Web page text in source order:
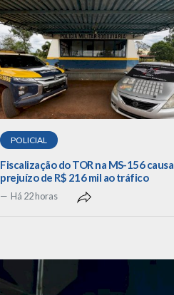
POLICIAL
Fiscalização do TOR na MS-156 causa
prejuízo de R$ 216 mil ao tráfico
Há 22 horas